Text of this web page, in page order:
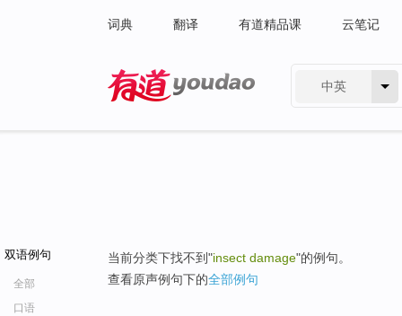
词典 翻译 有道精品课 云笔记
中英
双语例句
全部
口语
当前分类下找不到"insect damage"的例句。
查看原声例句下的全部例句